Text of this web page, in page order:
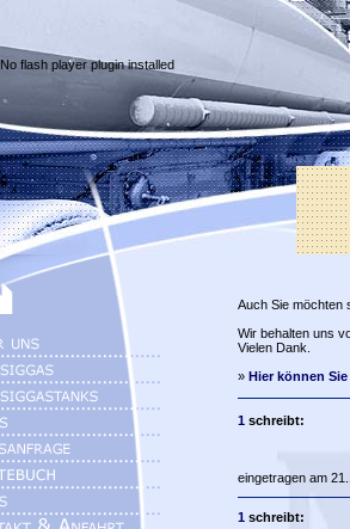
No flash player plugin installed
Auch Sie möchten
Wir behalten uns
Vielen Dank.
» Hier können
1schreibt:
eingetragen am
1schreibt: